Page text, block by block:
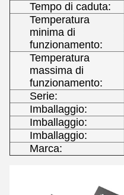
Tempo di caduta:
Temperatura
minima di
funzionamento:
Temperatura
massima di
funzionamento:
Serie:
Imballaggio:
Imballaggio:
Imballaggio:
Marca: